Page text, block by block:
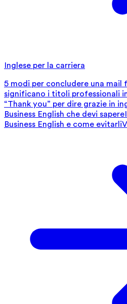
Inglese per la carriera
5 modi per concludere una mail
significano i titoli professionali
“Thank you” per dire grazie in
Business English che devi sapere
Business English e come evitarli